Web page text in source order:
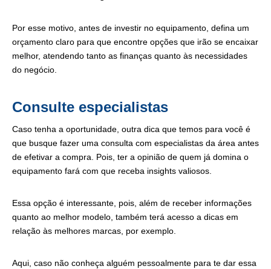
Por esse motivo, antes de investir no equipamento, defina um
orçamento claro para que encontre opções que irão se encaixar
melhor, atendendo tanto as finanças quanto às necessidades
do negócio.
Consulte especialistas
Caso tenha a oportunidade, outra dica que temos para você é
que busque fazer uma consulta com especialistas da área antes
de efetivar a compra. Pois, ter a opinião de quem já domina o
equipamento fará com que receba insights valiosos.
Essa opção é interessante, pois, além de receber informações
quanto ao melhor modelo, também terá acesso a dicas em
relação às melhores marcas, por exemplo.
Aqui, caso não conheça alguém pessoalmente para te dar essa